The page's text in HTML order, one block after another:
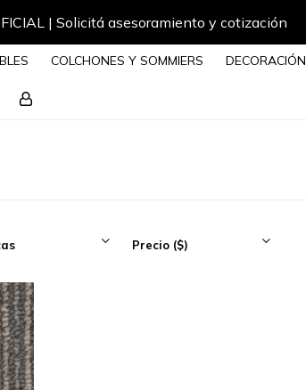
| Solicitá asesoramiento y cotización
COLCHONES Y SOMMIERS DECORACIÓN
Precio ($)